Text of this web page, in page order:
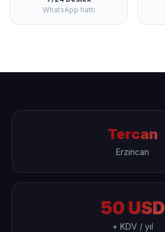
WhatsApp hattı
Tercan
Erzincan
50 USD
+ KDV / yıl